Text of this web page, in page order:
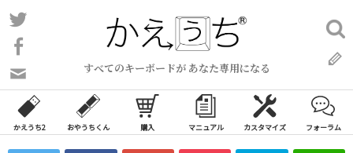
コ
ン
ン
ツ
ス
すべてのキーボードが あなた専用になる
い
合
わ
検
索:
かえうち2 おやうちくん 購入 マニュアル カスタマイズ フォーラム